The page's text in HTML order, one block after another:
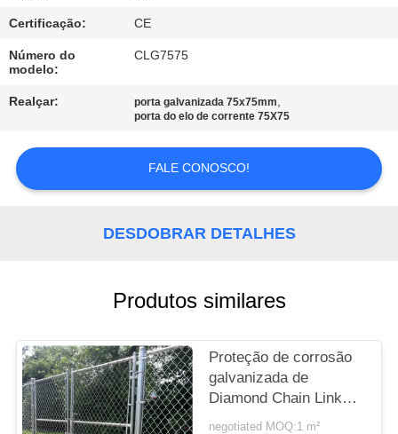
CONTACTE-
NOS
PEÇA
CITAÇÕES
PRIVACY
POLICY
Certificação: CE
Número do
modelo:
CLG7575
Realçar: porta galvanizada 75x75mm,
porta do elo de corrente 75X75
FALE CONOSCO!
DESDOBRAR DETALHES
Produtos similares
Proteção de corrosão
galvanizada de
Diamond Chain Link
Fence do fio de 2-3mm
negotiated MOQ:1 m²